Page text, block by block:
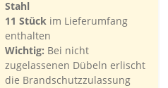
Stahl
11 Stück im Lieferumfang
enthalten
Wichtig: Bei nicht
zugelassenen Dübeln erlischt
die Brandschutzzulassung